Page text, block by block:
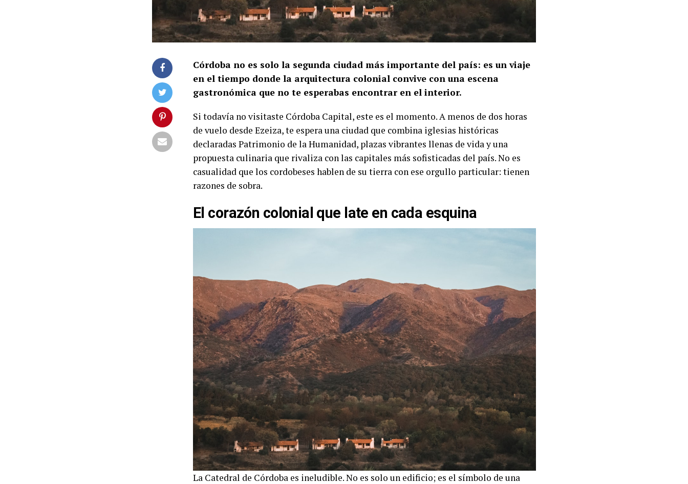
Córdoba no es solo la segunda ciudad más importante del país: es un viaje
en el tiempo donde la arquitectura colonial convive con una escena
gastronómica que no te esperabas encontrar en el interior.
Si todavía no visitaste Córdoba Capital, este es el momento. A menos de dos horas
de vuelo desde Ezeiza, te espera una ciudad que combina iglesias históricas
declaradas Patrimonio de la Humanidad, plazas vibrantes llenas de vida y una
propuesta culinaria que rivaliza con las capitales más sofisticadas del país. No es
casualidad que los cordobeses hablen de su tierra con ese orgullo particular: tienen
razones de sobra.
El corazón colonial que late en cada esquina
La Catedral de Córdoba es ineludible. No es solo un edificio; es el símbolo de una